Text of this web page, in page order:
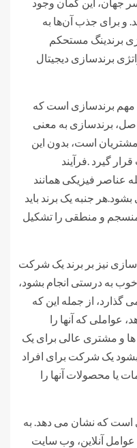
جهان، این گمان وجود
و برای جذب آن‌ها به
برندینگ مستحکم
برندسازی دیجیتال
مهم برندسازی است که
برندسازی به معنی
است، بدون این
گیرد .فرآیند
عناصر فیزیکی همانند
جنبه یک برند باید
منسجم و منطقی را تشکیل
نیز بر برند یک شرکت
خوب به درستی انجام بشود،
گذارد، از جمله این که
که آنها را
ها و مشتری عالی برای یک
یک شرکت برای افراد
یا محصولات آنها را
است که نشان می دهد. به
آنلاین، وب سایت